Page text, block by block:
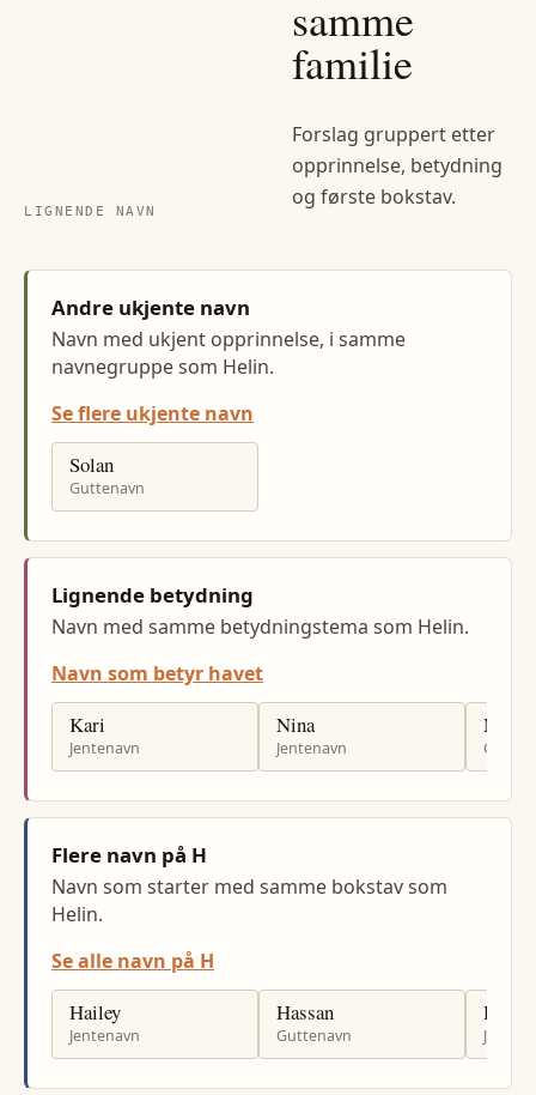
LIGNENDE NAVN
samme
familie
Forslag gruppert etter
opprinnelse, betydning
og første bokstav.
Andre ukjente navn
Navn med ukjent opprinnelse, i samme
navnegruppe som Helin.
Se flere ukjente navn
Solan
Guttenavn
Lignende betydning
Navn med samme betydningstema som Helin.
Navn som betyr havet
Kari
Jentenavn
Nina
Jentenavn
Flere navn på H
Navn som starter med samme bokstav som
Helin.
Se alle navn på H
Hailey
Jentenavn
Hassan
Guttenavn
Hildur